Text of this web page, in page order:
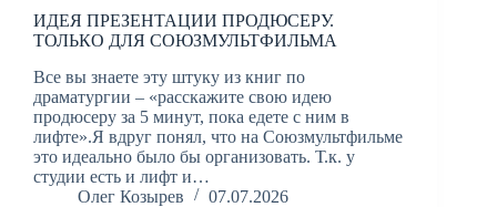
ИДЕЯ ПРЕЗЕНТАЦИИ ПРОДЮСЕРУ.
ТОЛЬКО ДЛЯ СОЮЗМУЛЬТФИЛЬМА
Все вы знаете эту штуку из книг по
драматургии – «расскажите свою идею
продюсеру за 5 минут, пока едете с ним в
лифте».Я вдруг понял, что на Союзмультфильме
это идеально было бы организовать. Т.к. у
студии есть и лифт и…
Олег Козырев
07.07.2026